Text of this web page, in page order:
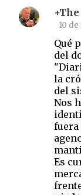
10
Qué
del
la
del
Nos
fuera
Es